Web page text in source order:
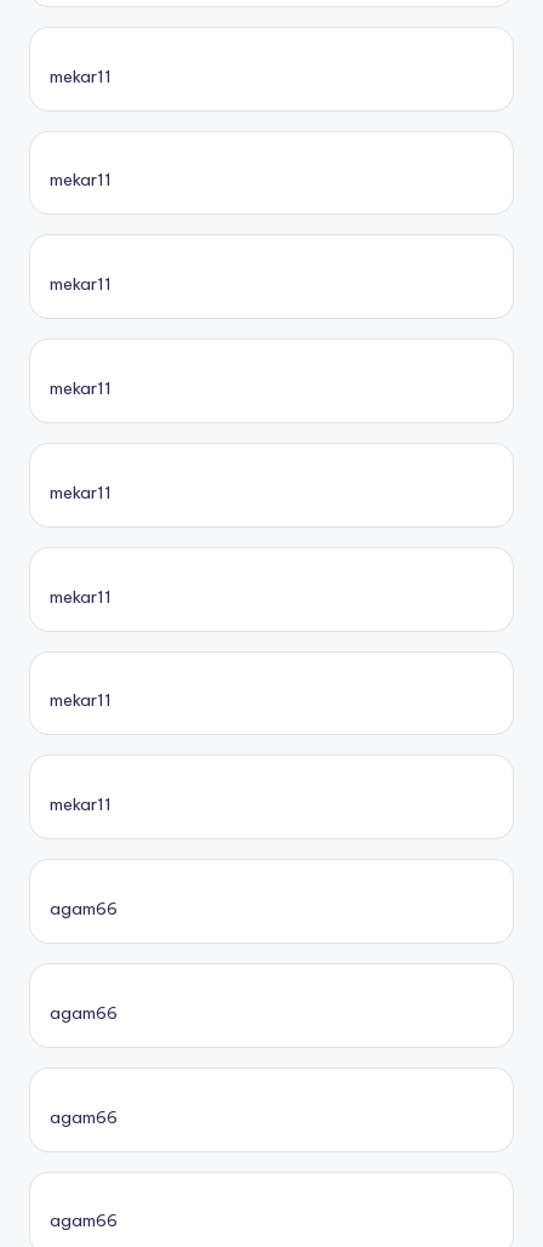
mekar11
mekar11
mekar11
mekar11
mekar11
mekar11
mekar11
mekar11
agam66
agam66
agam66
agam66